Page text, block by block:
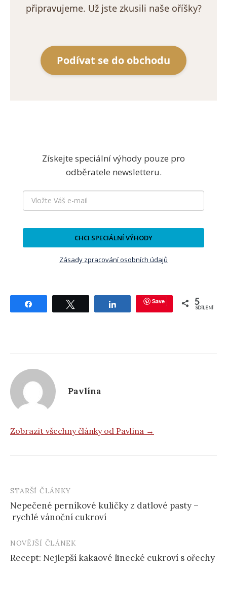
připravujeme. Už jste zkusili naše oříšky?
Podívat se do obchodu
Získejte speciální výhody pouze pro
odběratele newsletteru.
CHCI SPECIÁLNÍ VÝHODY
Zásady zpracování osobních údajů
Tweetnout Save 5
SDÍLENÍ
Pavlína
Zobrazit všechny články od Pavlína →
Post
navigation
STARŠÍ ČLÁNKY
Nepečené perníkové kuličky z datlové pasty –
rychlé vánoční cukroví
NOVĚJŠÍ ČLÁNEK
Recept: Nejlepší kakaové linecké cukroví s ořechy